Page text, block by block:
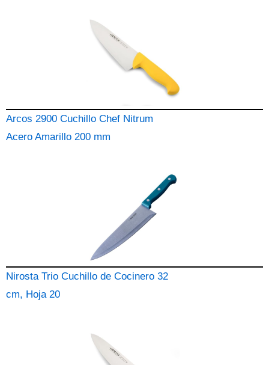
Arcos 2900 Cuchillo Chef Nitrum
Acero Amarillo 200 mm
Nirosta Trio Cuchillo de Cocinero 32
cm, Hoja 20